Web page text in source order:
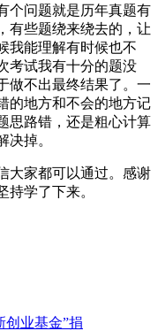
个问题就是历年真题有
有些题绕来绕去的，让
我能理解有时候也不
考试我有十分的题没
做不出最终结果了。一
的地方和不会的地方记
思路错，还是粗心计算
决掉。
大家都可以通过。感谢
学了下来。
创业基金”捐